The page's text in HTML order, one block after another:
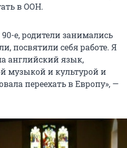
в ООН.
е, родители занимались
посвятили себя работе. Я
английский язык,
музыкой и культурой и
переехать в Европу», —